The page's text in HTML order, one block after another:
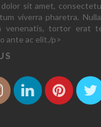
dolor sit amet,
viverra pharetra.
venenatis, tortor erat
ante ac elit./p>